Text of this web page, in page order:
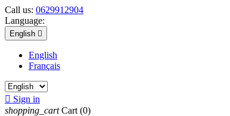
Call us: 0629912904
Language:
English 
English
Français
 Sign in
shopping_cart Cart (0)